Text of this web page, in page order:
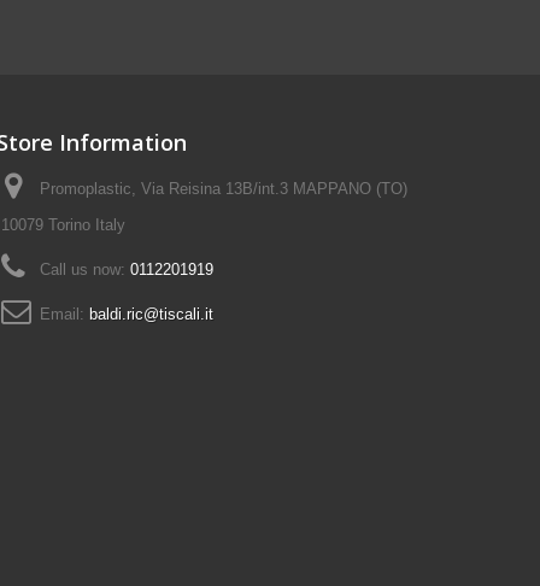
Information
Promoplastic, Via Reisina 13B/int.3 MAPPANO (TO)
10079 Torino Italy
Call us now: 0112201919
Email: baldi.ric@tiscali.it